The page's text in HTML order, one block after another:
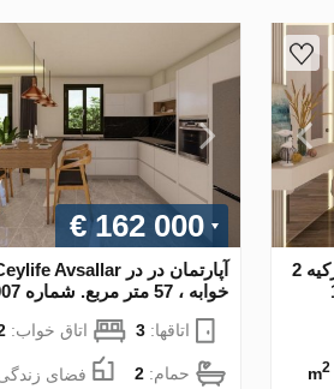
آپارتمان در در Ceylife Avsallar ، ترکیه 2
2
€ 162 000
خوابه ، 57 متر مربع. شماره 159007
اتاقها: 3 اتاق خواب:
حمام: 2 فضای